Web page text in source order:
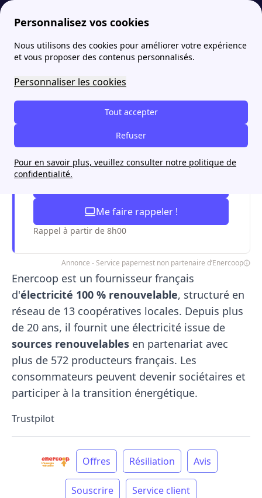
Personnalisez vos cookies
Nous utilisons des cookies pour améliorer votre expérience
et vous proposer des contenus personnalisés.
Personnaliser les cookies
Tout accepter
Refuser
Pour en savoir plus, veuillez consulter notre politique de
confidentialité.
papernest Fournisseurs Qui est le fournisseur d’énergie Enercoop ?
Qui est le fournisseur
d’énergie Enercoop ?
Je paye mon électricité moins cher
avec papernest
Me faire rappeler !
Rappel à partir de 8h00
Annonce - Service papernest non partenaire d’Enercoop
Enercoop est un fournisseur français
d'électricité 100 % renouvelable, structuré en
réseau de 13 coopératives locales. Depuis plus
de 20 ans, il fournit une électricité issue de
sources renouvelables en partenariat avec
plus de 572 producteurs français. Les
consommateurs peuvent devenir sociétaires et
participer à la transition énergétique.
Trustpilot
Offres Résiliation Avis
Souscrire Service client